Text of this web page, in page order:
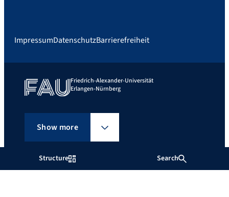
Structure Search
ImpressumDatenschutzBarrierefreiheit
Friedrich-Alexander-Universität
Erlangen-Nürnberg
Show more